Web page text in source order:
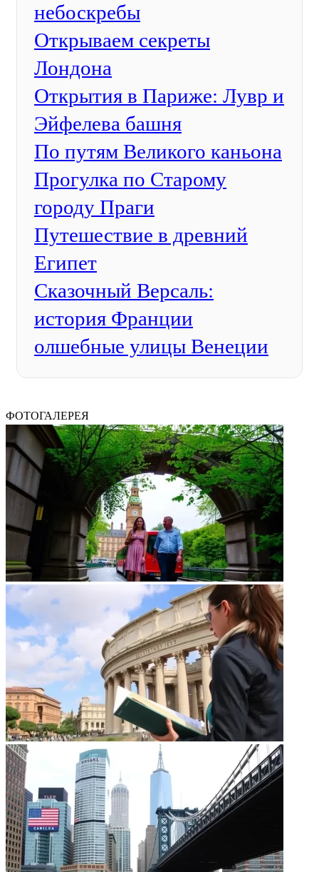
небоскребы
Открываем секреты
Лондона
Открытия в Париже: Лувр и
Эйфелева башня
По путям Великого каньона
Прогулка по Старому
городу Праги
Путешествие в древний
Египет
Сказочный Версаль:
история Франции
олшебные улицы Венеции
ФОТОГАЛЕРЕЯ